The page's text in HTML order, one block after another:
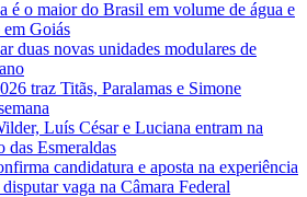
é o maior do Brasil em volume de água e
Goiás
duas novas unidades modulares de
traz Titãs, Paralamas e Simone
Luís César e Luciana entram na
das Esmeraldas
candidatura e aposta na experiência
vaga na Câmara Federal